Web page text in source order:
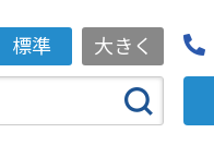
標準 大きく